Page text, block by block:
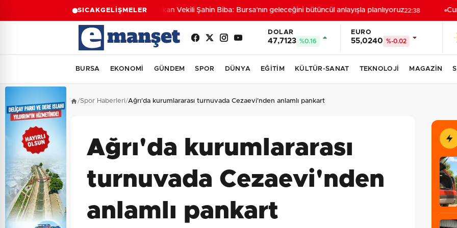
SICAKGELİŞMELERBaşkan Vekili Şahin Biba: Bursa'nın geleceğini bütüncül anlayışla planlıyoruz22:38
DOLAR
47,7123 %0.16
EURO
55,0240 %-0.02
BURSA EKONOMİ GÜNDEM SPOR DÜNYA EĞİTİM KÜLTÜR-SANAT TEKNOLOJİ MAGAZİN
/Spor Haberleri/Ağrı'da kurumlararası turnuvada Cezaevi'nden anlamlı pankart
Ağrı'da kurumlararası
turnuvada Cezaevi'nden
anlamlı pankart